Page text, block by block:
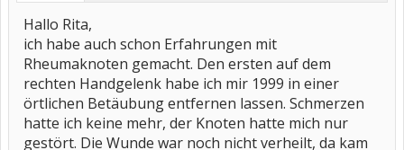
Hallo Rita,
ich habe auch schon Erfahrungen mit
Rheumaknoten gemacht. Den ersten auf dem
rechten Handgelenk habe ich mir 1999 in einer
örtlichen Betäubung entfernen lassen. Schmerzen
hatte ich keine mehr, der Knoten hatte mich nur
gestört. Die Wunde war noch nicht verheilt, da kam